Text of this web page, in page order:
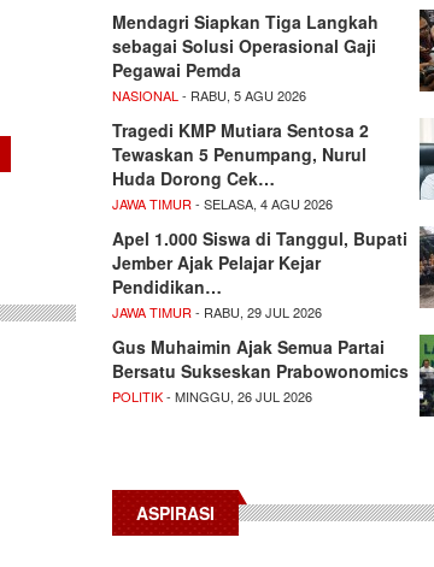
Mendagri Siapkan Tiga Langkah
sebagai Solusi Operasional Gaji
Pegawai Pemda
NASIONAL - RABU, 5 AGU 2026
Tragedi KMP Mutiara Sentosa 2
Tewaskan 5 Penumpang, Nurul
Huda Dorong Cek…
JAWA TIMUR - SELASA, 4 AGU 2026
Apel 1.000 Siswa di Tanggul, Bupati
Jember Ajak Pelajar Kejar
Pendidikan…
JAWA TIMUR - RABU, 29 JUL 2026
Gus Muhaimin Ajak Semua Partai
Bersatu Sukseskan Prabowonomics
POLITIK- MINGGU, 26 JUL 2026
ASPIRASI